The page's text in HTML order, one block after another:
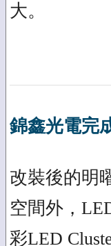
大。
錦鑫光電完
改裝後的明
空間外，
彩LED